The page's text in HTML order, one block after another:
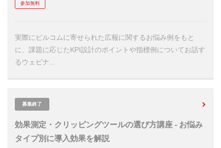
参加無料
実際にビルコムに寄せられた広報に関するお悩み例をもと
に、課題に応じたKPI設計のポイントや指標例についてお話す
るウェビナ...
募集終了
効果測定・クリッピングツールの選び方講座 - お悩み
タイプ別に導入効果を解説